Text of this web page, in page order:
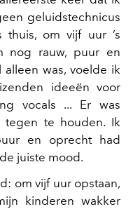
geluidstechnicus
om vijf uur ’s
nog rauw, puur en
alleen was, voelde ik
ideeën voor
vocals ... Er was
te houden. Ik
en oprecht had
juiste mood.
om vijf uur opstaan,
kinderen wakker